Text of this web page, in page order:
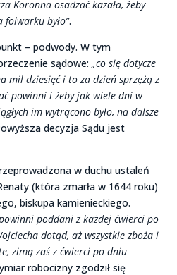
Koronna osadzać kazała, żeby
było”.
– podwody. W tym
sądowe:„co się dotycze
mil dziesięć i to za dzień sprzężą z
powinni i żeby jak wiele dni w
im wytrącono było, na dalsze
decyzja Sądu jest
w duchu ustaleń
(która zmarła w 1644 roku)
biskupa kamienieckiego.
poddani z każdej ćwierci po
dotąd, aż wszystkie zboża i
zimą zaś z ćwierci po dniu
robocizny zgodził się